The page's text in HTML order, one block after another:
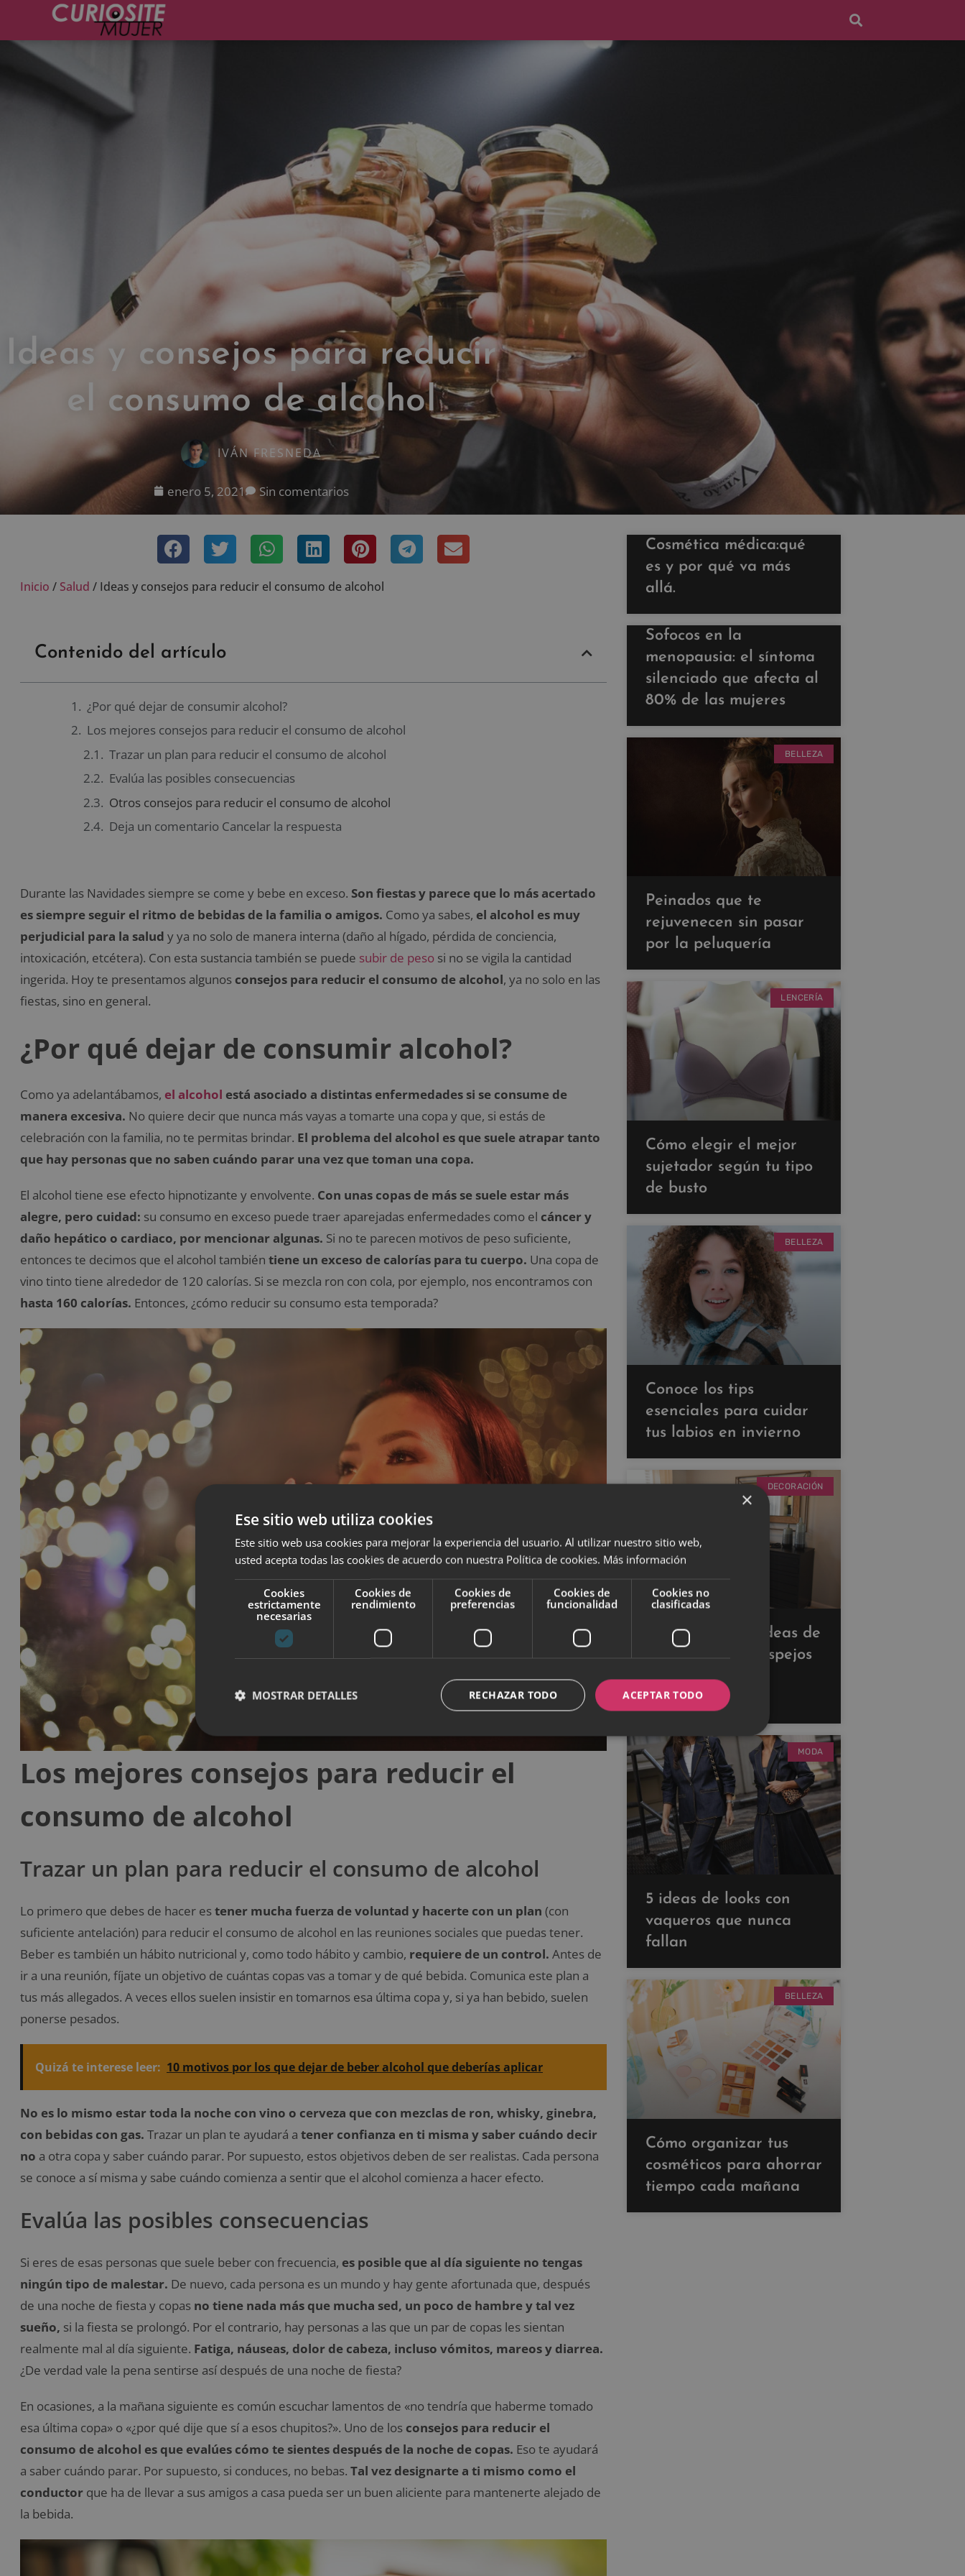
Ideas y consejos para reducir
el consumo de alcohol
IVÁN FRESNEDA
enero 5, 2021 Sin comentarios
Inicio / Salud / Ideas y consejos para reducir el consumo de alcohol
Contenido del artículo
¿Por qué dejar de consumir alcohol?
Los mejores consejos para reducir el consumo de alcohol
Trazar un plan para reducir el consumo de alcohol
Evalúa las posibles consecuencias
Otros consejos para reducir el consumo de alcohol
Deja un comentario Cancelar la respuesta
Durante las Navidades siempre se come y bebe en exceso. Son fiestas y parece que lo más acertado
es siempre seguir el ritmo de bebidas de la familia o amigos. Como ya sabes, el alcohol es muy
perjudicial para la salud y ya no solo de manera interna (daño al hígado, pérdida de conciencia,
intoxicación, etcétera). Con esta sustancia también se puede subir de peso si no se vigila la cantidad
ingerida. Hoy te presentamos algunos consejos para reducir el consumo de alcohol, ya no solo en las
fiestas, sino en general.
¿Por qué dejar de consumir alcohol?
Como ya adelantábamos, el alcohol está asociado a distintas enfermedades si se consume de
manera excesiva. No quiere decir que nunca más vayas a tomarte una copa y que, si estás de
celebración con la familia, no te permitas brindar. El problema del alcohol es que suele atrapar tanto
que hay personas que no saben cuándo parar una vez que toman una copa.
El alcohol tiene ese efecto hipnotizante y envolvente. Con unas copas de más se suele estar más
alegre, pero cuidad: su consumo en exceso puede traer aparejadas enfermedades como el cáncer y
daño hepático o cardiaco, por mencionar algunas. Si no te parecen motivos de peso suficiente,
entonces te decimos que el alcohol también tiene un exceso de calorías para tu cuerpo. Una copa de
vino tinto tiene alrededor de 120 calorías. Si se mezcla ron con cola, por ejemplo, nos encontramos con
hasta 160 calorías. Entonces, ¿cómo reducir su consumo esta temporada?
Los mejores consejos para reducir el
consumo de alcohol
Trazar un plan para reducir el consumo de alcohol
Lo primero que debes de hacer estener mucha fuerza de voluntad y hacerte con un plan (con
suficiente antelación) para reducir el consumo de alcohol en las reuniones sociales que puedas tener.
Beber es también un hábito nutricional y, como todo hábito y cambio, requiere de un control. Antes de
ir a una reunión, fíjate un objetivo de cuántas copas vas a tomar y de qué bebida. Comunica este plan a
tus más allegados. A veces ellos suelen insistir en tomarnos esa última copa y, si ya han bebido, suelen
ponerse pesados.
Quizá te interese leer: 10 motivos por los que dejar de beber alcohol que deberías aplicar
No es lo mismo estar toda la noche con vino o cerveza que con mezclas de ron, whisky, ginebra,
con bebidas con gas. Trazar un plan te ayudará a tener confianza en ti misma y saber cuándo decir
no a otra copa y saber cuándo parar. Por supuesto, estos objetivos deben de ser realistas. Cada persona
se conoce a sí misma y sabe cuándo comienza a sentir que el alcohol comienza a hacer efecto.
Evalúa las posibles consecuencias
Si eres de esas personas que suele beber con frecuencia, es posible que al día siguiente no tengas
ningún tipo de malestar. De nuevo, cada persona es un mundo y hay gente afortunada que, después
de una noche de fiesta y copas no tiene nada más que mucha sed, un poco de hambre y tal vez
sueño, si la fiesta se prolongó. Por el contrario, hay personas a las que un par de copas les sientan
realmente mal al día siguiente. Fatiga, náuseas, dolor de cabeza, incluso vómitos, mareos y diarrea.
¿De verdad vale la pena sentirse así después de una noche de fiesta?
En ocasiones, a la mañana siguiente es común escuchar lamentos de «no tendría que haberme tomado
esa última copa» o «¿por qué dije que sí a esos chupitos?». Uno de los consejos para reducir el
consumo de alcohol es que evalúes cómo te sientes después de la noche de copas. Eso te ayudará
a saber cuándo parar. Por supuesto, si conduces, no bebas. Tal vez designarte a ti mismo como el
conductor que ha de llevar a sus amigos a casa pueda ser un buen aliciente para mantenerte alejado de
la bebida.
Cosmética médica:qué
es y por qué va más
allá.
Sofocos en la
menopausia: el síntoma
silenciado que afecta al
80% de las mujeres
BELLEZA
Peinados que te
rejuvenecen sin pasar
por la peluquería
LENCERÍA
Cómo elegir el mejor
sujetador según tu tipo
de busto
BELLEZA
Conoce los tips
esenciales para cuidar
tus labios en invierno
DECORACIÓN
Descubre estas ideas de
decoración con espejos
para ampliar tus
espacios
MODA
5 ideas de looks con
vaqueros que nunca
fallan
BELLEZA
Cómo organizar tus
cosméticos para ahorrar
tiempo cada mañana
×
Ese sitio web utiliza cookies
Este sitio web usa cookies para mejorar la experiencia del usuario. Al utilizar nuestro sitio web,
usted acepta todas las cookies de acuerdo con nuestra Política de cookies. Más información
Cookies
estrictamente
necesarias
Cookies de
rendimiento
Cookies de
preferencias
Cookies de
funcionalidad
Cookies no
clasificadas
ACEPTAR TODO
RECHAZAR TODO
MOSTRAR DETALLES